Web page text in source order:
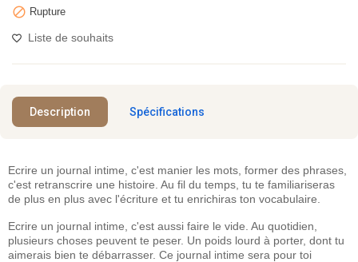
 Rupture
Liste de souhaits
Description Spécifications
Ecrire un journal intime, c'est manier les mots, former des phrases,
c'est retranscrire une histoire. Au fil du temps, tu te familiariseras
de plus en plus avec l'écriture et tu enrichiras ton vocabulaire.
Ecrire un journal intime, c'est aussi faire le vide. Au quotidien,
plusieurs choses peuvent te peser. Un poids lourd à porter, dont tu
aimerais bien te débarrasser. Ce journal intime sera pour toi